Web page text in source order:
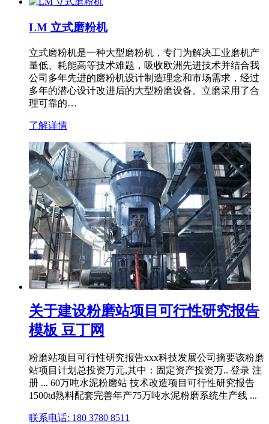
LM 立式磨粉机
立式磨粉机是一种大型磨粉机，专门为解决工业磨机产
量低、耗能高等技术难题，吸收欧洲先进技术并结合我
公司多年先进的磨粉机设计制造理念和市场需求，经过
多年的潜心设计改进后的大型粉磨设备。立磨采用了合
理可靠的…
了解详情
关于建设粉磨站项目可行性研究报告
模板 豆丁网
粉磨站项目可行性研究报告xxx科技发展公司摘要该粉磨
站项目计划总投资万元,其中：固定资产投资万.. 登录 注
册 ... 60万吨水泥粉磨站 技术改造项目可行性研究报告
1500td熟料配套完善年产75万吨水泥粉磨系统生产线 ...
联系电话: 180 3780 8511